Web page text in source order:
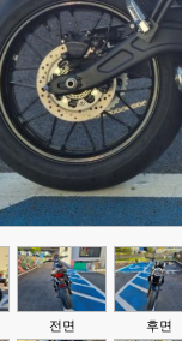
전면 후면